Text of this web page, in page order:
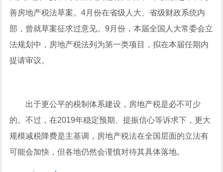
善房地产税法草案。4月份在省级人大、省级财政系统内
部，曾就草案征求过意见。9月份，本届全国人大常委会立
法规划中，房地产税法列为第一类项目，拟在本届任期内
提请审议。
出于更公平的税制体系建设，房地产税是必不可少
的。不过，在2019年稳定预期、提振信心等诉求下，更大
规模减税降费是主基调，房地产税法在全国层面的立法有
可能会加快，但各地仍然会谨慎对待其具体落地。